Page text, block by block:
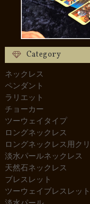
Category
ネックレス
ペンダント
ラリエット
チョーカー
ツーウェイタイプ
ロングネックレス
ロングネックレス用ク
淡水パールネックレス
天然石ネックレス
ブレスレット
ツーウェイブレスレット